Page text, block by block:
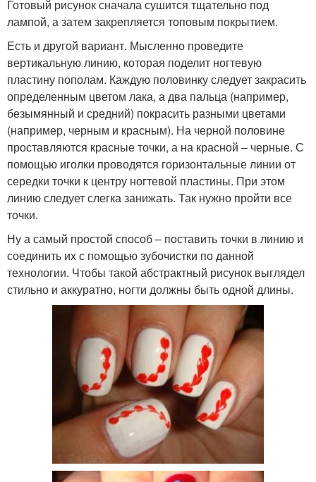
Готовый рисунок сначала сушится тщательно под
лампой, а затем закрепляется топовым покрытием.
Есть и другой вариант. Мысленно проведите
вертикальную линию, которая поделит ногтевую
пластину пополам. Каждую половинку следует закрасить
определенным цветом лака, а два пальца (например,
безымянный и средний) покрасить разными цветами
(например, черным и красным). На черной половине
проставляются красные точки, а на красной – черные. С
помощью иголки проводятся горизонтальные линии от
середки точки к центру ногтевой пластины. При этом
линию следует слегка занижать. Так нужно пройти все
точки.
Ну а самый простой способ – поставить точки в линию и
соединить их с помощью зубочистки по данной
технологии. Чтобы такой абстрактный рисунок выглядел
стильно и аккуратно, ногти должны быть одной длины.